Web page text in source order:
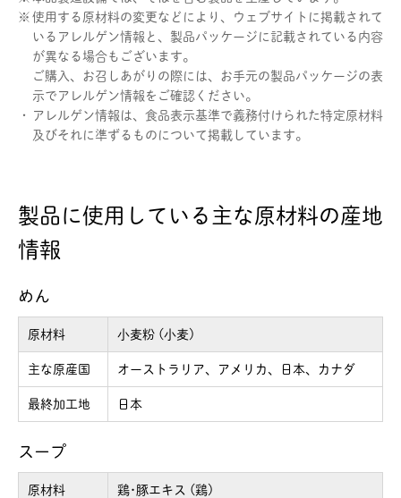
※ 使用する原材料の変更などにより、ウェブサイトに掲載されて
いるアレルゲン情報と、製品パッケージに記載されている内容
が異なる場合もございます。
ご購入、お召しあがりの際には、お手元の製品パッケージの表
示でアレルゲン情報をご確認ください。
・
アレルゲン情報は、食品表示基準で義務付けられた特定原材料
及びそれに準ずるものについて掲載しています。
製品に使用している主な原材料の産地
情報
めん
原材料 小麦粉 (小麦)
主な原産国 オーストラリア、アメリカ、日本、カナダ
最終加工地 日本
スープ
原材料 鶏･豚エキス (鶏)